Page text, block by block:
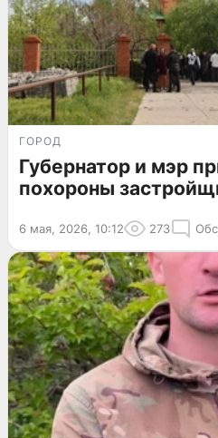
ГОРОД
Губернатор и мэр
похороны
6 мая, 2026, 10:12 273